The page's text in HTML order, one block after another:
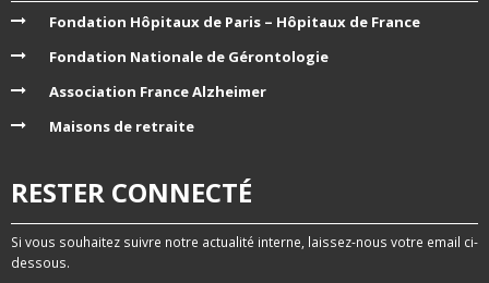
Fondation Hôpitaux de Paris – Hôpitaux de France
Fondation Nationale de Gérontologie
Association France Alzheimer
Maisons de retraite
RESTER CONNECTÉ
Si vous souhaitez suivre notre actualité interne, laissez-nous votre email ci-
dessous.